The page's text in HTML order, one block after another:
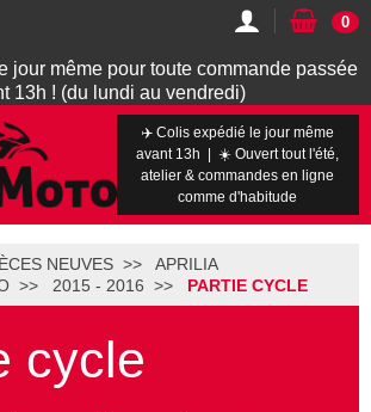
jour même pour toute commande passée
13h ! (du lundi au vendredi)
0
✈️ Colis expédié le jour même
avant 13h | ☀️ Ouvert tout l'été,
atelier & commandes en ligne
comme d'habitude
NEUVES
APRILIA
2015 - 2016 PARTIE CYCLE
cycle